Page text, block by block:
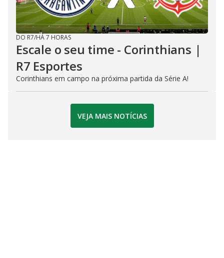
DO R7/HÁ 7 HORAS
Escale o seu time - Corinthians |
R7 Esportes
Corinthians em campo na próxima partida da Série A!
VEJA MAIS NOTÍCIAS